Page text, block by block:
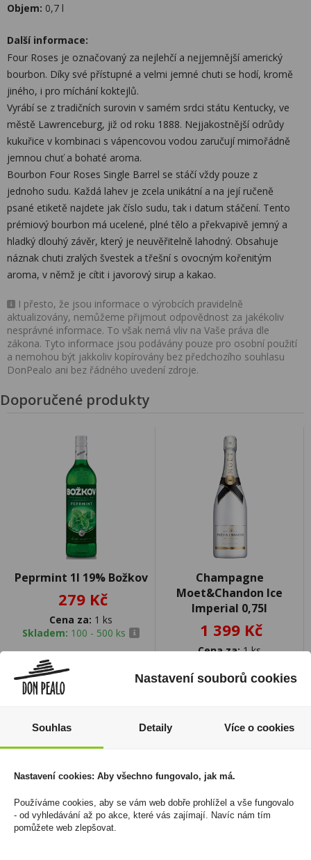
Objem: 0,7 l
Další informace:
Four Roses je označovaný za nejlehčí a nejjemnější americký
bourbon. Díky své přístupné a velmi jemné chuti se hodí, kromě
jiného, i pro míchání koktejlů.
Vyrábí se z tradičních surovin v samém srdci státu Kentucky, ve
městě Lawrenceburg, již od roku 1888. Nejjakostnější odrůdy
kukuřice v kombinaci s vápencovou vodou zaručují mimořádně
jemnou chuť a bohaté aroma.
Bourbon Four Roses Single Barrel se stáčí vždy pouze z
jednoho sudu. Každá lahev je zcela unikátní a na její ručeně
psané etiketě najdete jak číslo sudu, tak i datum stáčení. Tento
prémiový bourbon má ucelené, plné tělo a překvapivě jemný a
hladký dlouhý závěr, který je neuvěřitelně lahodný. Obsahuje
náznak chuti zralých švestek a třešní s ovocným kořenitým
aroma, v němž je cítit i javorový sirup a kakao.
I přesto, že jsou informace o výrobcích pravidelně
aktualizovány, nemůžeme přijmout odpovědnost za jakékoliv
nesprávné informace. To však nemá vliv na Vaše práva dle
zákona. Tyto informace jsou podávány pouze pro osobní použití
a nemohou být jakkoliv kopírovány bez předchozího souhlasu
DonPealo ani bez řádného uvedení zdroje.
Doporučené produkty
Peprmint 1l 19% Božkov
279 Kč
Cena za: 1 ks
Skladem: 100 - 500 ks
Champagne
Moet&Chandon Ice
Imperial 0,75l
1 399 Kč
Cena za:1 ks
Nastavení souborů cookies
Souhlas Detaily Více o cookies
Nastavení cookies: Aby všechno fungovalo, jak má.
Používáme cookies, aby se vám web dobře prohlížel a vše fungovalo
- od vyhledávání až po akce, které vás zajímají. Navíc nám tím
pomůžete web zlepšovat.